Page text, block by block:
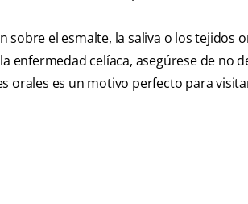
el esmalte, la saliva o los tejidos
enfermedad celíaca, asegúrese de no
orales es un motivo perfecto para